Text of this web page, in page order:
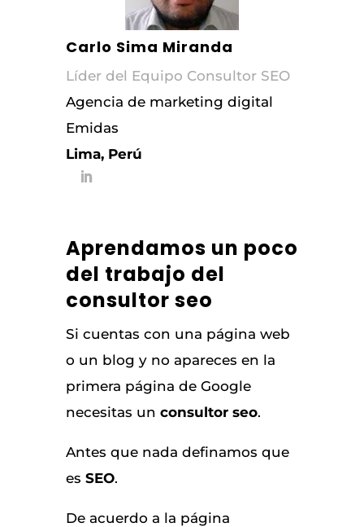
Carlo Sima Miranda
Líder del Equipo Consultor SEO
Agencia de marketing digital
Emidas
Lima, Perú
Aprendamos un poco
del trabajo del
consultor seo
Si cuentas con una página web
o un blog y no apareces en la
primera página de Google
necesitas un consultor seo.
Antes que nada definamos que
es SEO.
De acuerdo a la página